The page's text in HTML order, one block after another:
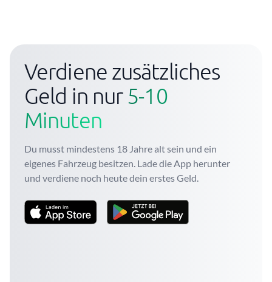
Verdiene zusätzliches
Geld in nur 5-10
Minuten
Du musst mindestens 18 Jahre alt sein und ein
eigenes Fahrzeug besitzen. Lade die App herunter
und verdiene noch heute dein erstes Geld.